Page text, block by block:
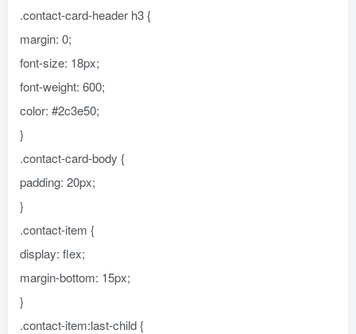
.contact-card-header h3 {
margin: 0;
font-size: 18px;
font-weight: 600;
color: #2c3e50;
}
.contact-card-body {
padding: 20px;
}
.contact-item {
display: flex;
margin-bottom: 15px;
}
.contact-item:last-child {